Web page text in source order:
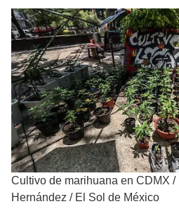
Cultivo de marihuana en CDMX /
Hernández / El Sol de México